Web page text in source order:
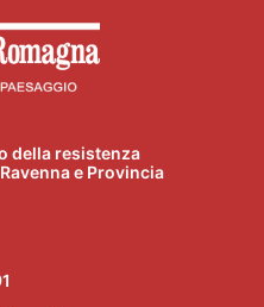
della resistenza
e Provincia